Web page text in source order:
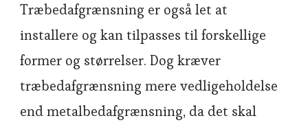
Træbedafgrænsning er også let at
installere og kan tilpasses til forskellige
former og størrelser. Dog kræver
træbedafgrænsning mere vedligeholdelse
end metalbedafgrænsning, da det skal